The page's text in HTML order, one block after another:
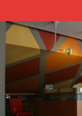
au
contenu
principal